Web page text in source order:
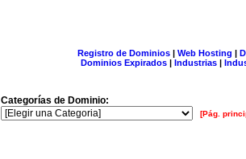
Registro de Dominios| Web Hosting |
Dominios Expirados | Industrias |
Categorías de Dominio:
[Pág.